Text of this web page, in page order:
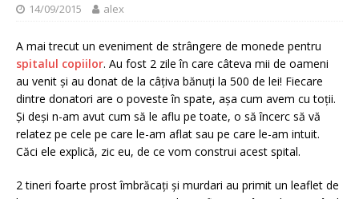
14/09/2015 alex
A mai trecut un eveniment de strângere de monede pentru
spitalul copiilor. Au fost 2 zile în care câteva mii de oameni
au venit și au donat de la câțiva bănuți la 500 de lei! Fiecare
dintre donatori are o poveste în spate, așa cum avem cu toții.
Și deși n-am avut cum să le aflu pe toate, o să încerc să vă
relatez pe cele pe care le-am aflat sau pe care le-am intuit.
Căci ele explică, zic eu, de ce vom construi acest spital.
2 tineri foarte prost îmbrăcați și murdari au primit un leaflet de